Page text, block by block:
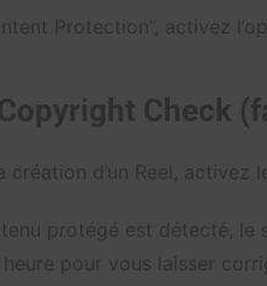
Protection”, activez
Check
création d’un Reel, activez
protégé est détecté, le
pour vous laisser